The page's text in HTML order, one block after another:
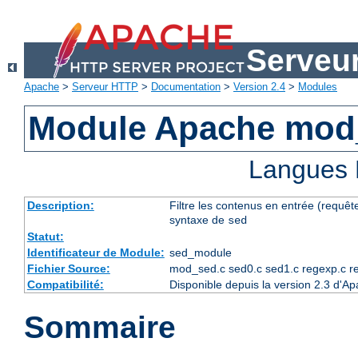
Apache > Serveur HTTP > Documentation > Version 2.4 > Modules
Module Apache
Description:
Filtre les contenus en entrée
syntaxe de sed
Statut:
Identificateur de Module: sed_module
Fichier Source:
mod_sed.c sed0.c sed1.c regexp.c
Compatibilité:
Disponible depuis la version 2.3
Sommaire